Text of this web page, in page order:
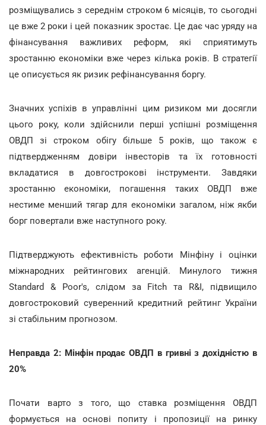
розміщувались з середнім строком 6 місяців, то сьогодні
це вже 2 роки і цей показник зростає. Це дає час уряду на
фінансування важливих реформ, які сприятимуть
зростанню економіки вже через кілька років. В стратегії
це описується як ризик рефінансування боргу.
Значних успіхів в управлінні цим ризиком ми досягли
цього року, коли здійснили перші успішні розміщення
ОВДП зі строком обігу більше 5 років, що також є
підтвердженням довіри інвесторів та їх готовності
вкладатися в довгострокові інструменти. Завдяки
зростанню економіки, погашення таких ОВДП вже
нестиме менший тягар для економіки загалом, ніж якби
борг повертали вже наступного року.
Підтверджують ефективність роботи Мінфіну і оцінки
міжнародних рейтингових агенцій. Минулого тижня
Standard & Poor's, слідом за Fitch та R&I, підвищило
довгостроковий суверенний кредитний рейтинг України
зі стабільним прогнозом.
Неправда 2: Мінфін продає ОВДП в гривні з дохідністю в
20%
Почати варто з того, що ставка розміщення ОВДП
формується на основі попиту і пропозиції на ринку